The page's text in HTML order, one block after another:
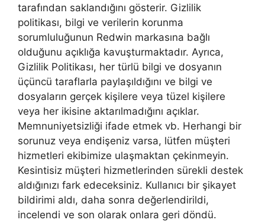
tarafından saklandığını gösterir. Gizlilik
politikası, bilgi ve verilerin korunma
sorumluluğunun Redwin markasına bağlı
olduğunu açıklığa kavuşturmaktadır. Ayrıca,
Gizlilik Politikası, her türlü bilgi ve dosyanın
üçüncü taraflarla paylaşıldığını ve bilgi ve
dosyaların gerçek kişilere veya tüzel kişilere
veya her ikisine aktarılmadığını açıklar.
Memnuniyetsizliği ifade etmek vb. Herhangi bir
sorunuz veya endişeniz varsa, lütfen müşteri
hizmetleri ekibimize ulaşmaktan çekinmeyin.
Kesintisiz müşteri hizmetlerinden sürekli destek
aldığınızı fark edeceksiniz. Kullanıcı bir şikayet
bildirimi aldı, daha sonra değerlendirildi,
incelendi ve son olarak onlara geri döndü.